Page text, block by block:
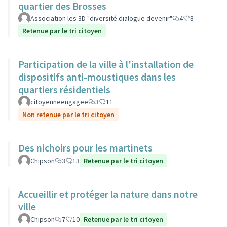
quartier des Brosses
Association les 3D "diversité dialogue devenir" 4
8
Retenue par le tri citoyen
Participation de la ville à l'installation de
dispositifs anti-moustiques dans les
quartiers résidentiels
citoyenneengagee 3
11
Non retenue par le tri citoyen
Des nichoirs pour les martinets
Chipson 3 13 Retenue par le tri citoyen
Accueillir et protéger la nature dans notre
ville
Chipson 7 10 Retenue par le tri citoyen